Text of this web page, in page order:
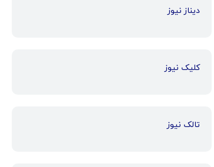
دیناز نیوز
کلیک نیوز
تالک نیوز